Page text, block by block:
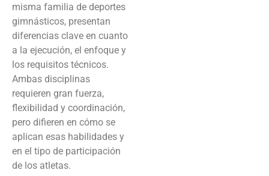
misma familia de deportes
gimnásticos, presentan
diferencias clave en cuanto
a la ejecución, el enfoque y
los requisitos técnicos.
Ambas disciplinas
requieren gran fuerza,
flexibilidad y coordinación,
pero difieren en cómo se
aplican esas habilidades y
en el tipo de participación
de los atletas.